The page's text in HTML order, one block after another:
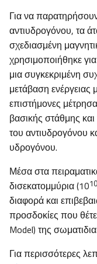
Για να
αντιυδρογόνου, τα
σχεδιασμένη
χρησιμοποιήθηκε
μια συγκεκριμένη
μετάβαση ενέργειας
επιστήμονες
βασικής στάθμης
του αντιυδρογόνου
υδρογόνου.
Μέσα στα
δισεκατομμύρια (1010
διαφορά και
προσδοκίες που
Model) της
Για περισσότερες